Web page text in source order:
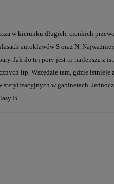
w kierunku długich, cienkich
autoklawów S oraz N.
Jak do tej pory jest to najlepsza z
itp. Wszędzie tam, gdzie istnieje
w gabinetach.
B.